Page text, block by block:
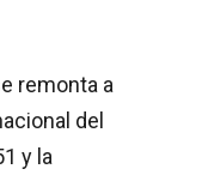
remonta a
del
y la